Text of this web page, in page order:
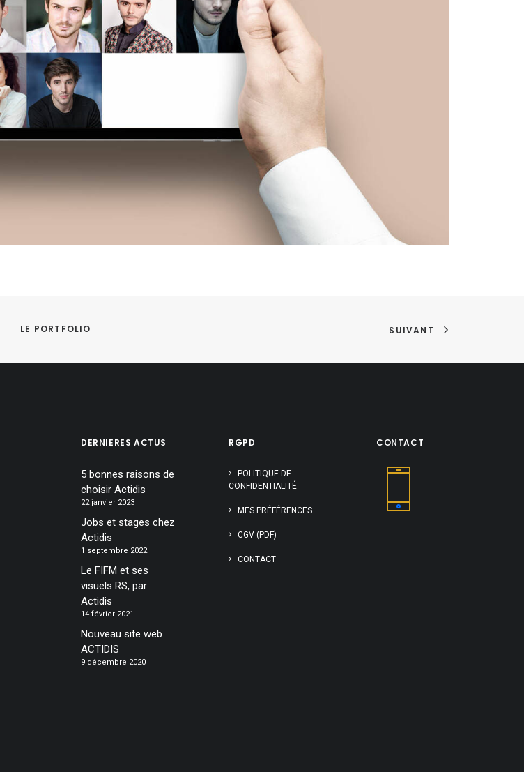
LE PORTFOLIO SUIVANT
DERNIERES ACTUS
5 bonnes raisons de
choisir Actidis
22 janvier 2023
Jobs et stages chez
Actidis
1 septembre 2022
Le FIFM et ses
visuels RS, par
Actidis
14 février 2021
Nouveau site web
ACTIDIS
9 décembre 2020
RGPD
POLITIQUE DE
CONFIDENTIALITÉ
MES PRÉFÉRENCES
CGV (PDF)
CONTACT
CONTACT